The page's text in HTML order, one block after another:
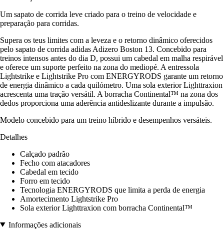
Um sapato de corrida leve criado para o treino de velocidade e
preparação para corridas.
Supera os teus limites com a leveza e o retorno dinâmico oferecidos
pelo sapato de corrida adidas Adizero Boston 13. Concebido para
treinos intensos antes do dia D, possui um cabedal em malha respirável
e oferece um suporte perfeito na zona do mediopé. A entressola
Lightstrike e Lightstrike Pro com ENERGYRODS garante um retorno
de energia dinâmico a cada quilómetro. Uma sola exterior Lighttraxion
acrescenta uma tração versátil. A borracha Continental™ na zona dos
dedos proporciona uma aderência antideslizante durante a impulsão.
Modelo concebido para um treino híbrido e desempenhos versáteis.
Detalhes
Calçado padrão
Fecho com atacadores
Cabedal em tecido
Forro em tecido
Tecnologia ENERGYRODS que limita a perda de energia
Amortecimento Lightstrike Pro
Sola exterior Lighttraxion com borracha Continental™
Informações adicionais